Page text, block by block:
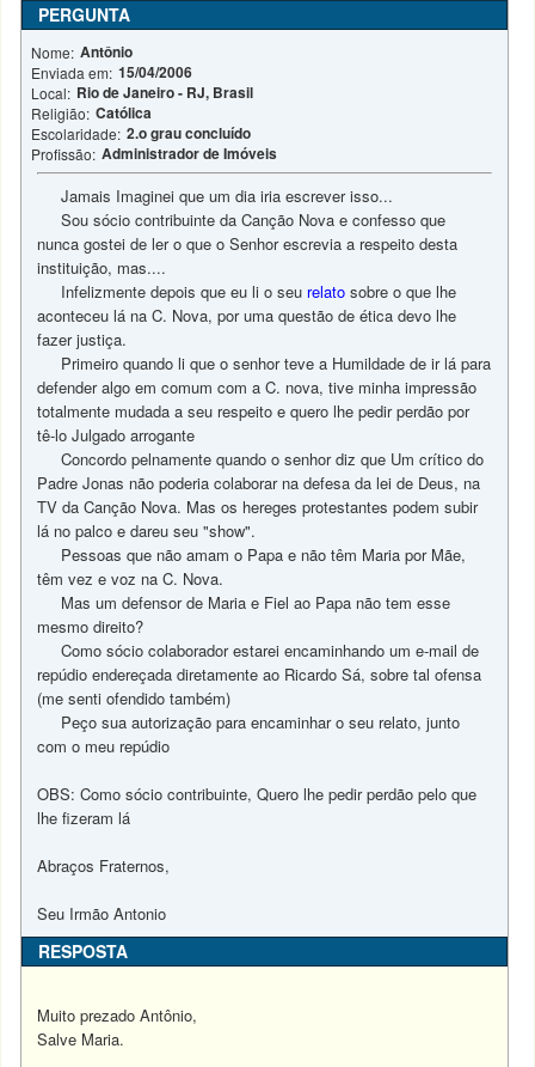
PERGUNTA
Nome: Antônio
Enviada em: 15/04/2006
Local: Rio de Janeiro - RJ, Brasil
Religião: Católica
Escolaridade: 2.o grau concluído
Profissão: Administrador de Imóveis
Jamais Imaginei que um dia iria escrever isso...
Sou sócio contribuinte da Canção Nova e confesso que
nunca gostei de ler o que o Senhor escrevia a respeito desta
instituição, mas....
Infelizmente depois que eu li o seu relato sobre o que lhe
aconteceu lá na C. Nova, por uma questão de ética devo lhe
fazer justiça.
Primeiro quando li que o senhor teve a Humildade de ir lá para
defender algo em comum com a C. nova, tive minha impressão
totalmente mudada a seu respeito e quero lhe pedir perdão por
tê-lo Julgado arrogante
Concordo pelnamente quando o senhor diz que Um crítico do
Padre Jonas não poderia colaborar na defesa da lei de Deus, na
TV da Canção Nova. Mas os hereges protestantes podem subir
lá no palco e dareu seu "show".
Pessoas que não amam o Papa e não têm Maria por Mãe,
têm vez e voz na C. Nova.
Mas um defensor de Maria e Fiel ao Papa não tem esse
mesmo direito?
Como sócio colaborador estarei encaminhando um e-mail de
repúdio endereçada diretamente ao Ricardo Sá, sobre tal ofensa
(me senti ofendido também)
Peço sua autorização para encaminhar o seu relato, junto
com o meu repúdio
OBS: Como sócio contribuinte, Quero lhe pedir perdão pelo que
lhe fizeram lá
Abraços Fraternos,
Seu Irmão Antonio
RESPOSTA
Muito prezado Antônio,
Salve Maria.